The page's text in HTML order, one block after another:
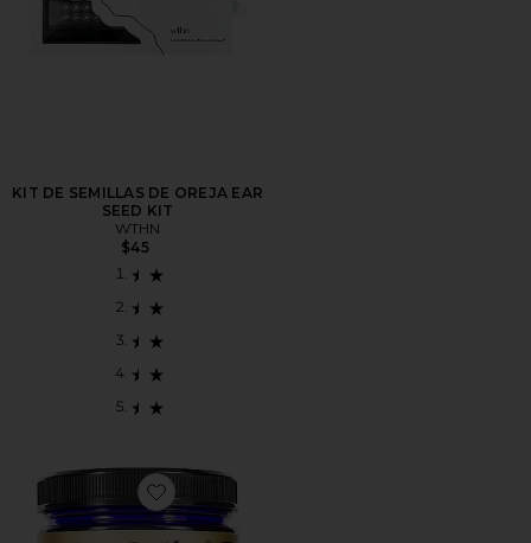
KIT DE SEMILLAS DE OREJA EAR
SEED KIT
WTHN
$45
Favorite SUPLEMENTOS LIONS' MANE